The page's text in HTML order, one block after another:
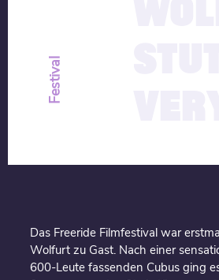
Festival
Das Freeride Filmfestival war
Wolfurt zu Gast. Nach einer
600-Leute fassenden Cubus ging